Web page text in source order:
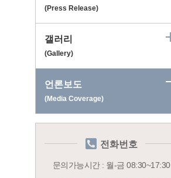
(Press Release)
갤러리
(Gallery)
언론보도
(Media Coverage)
전화번호
문의가능시간 : 월-금 08:30~17:30